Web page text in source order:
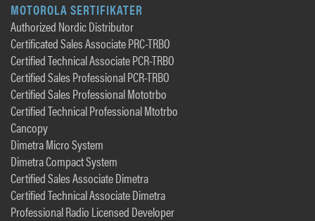
MOTOROLA SERTIFIKATER
Authorized Nordic Distributor
Certificated Sales Associate PRC-TRBO
Certified Technical Associate PCR-TRBO
Certified Sales Professional PCR-TRBO
Certified Sales Professional Mototrbo
Certified Technical Professional Mtotrbo
Cancopy
Dimetra Micro System
Dimetra Compact System
Certified Sales Associate Dimetra
Certified Technical Associate Dimetra
Professional Radio Licensed Developer